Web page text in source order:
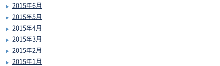
2015年6月
2015年5月
2015年4月
2015年3月
2015年2月
2015年1月